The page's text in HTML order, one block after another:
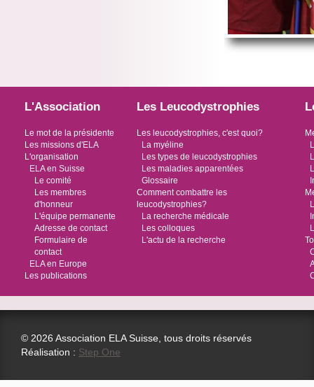
L'Association
Le mot de la présidente
Les missions d'ELA
L'organisation
ELA en Suisse
Le comité
Les membres
d'honneur
L'équipe permanente
Adresse de contact
Formulaire de
contact
ELA en Europe
Les publications
Les Leucodystrophies
Les leucodystrophies, c'est quoi?
La myéline
Les types de leucodystrophies
Les maladies apparentées
Glossaire
Comment combattre les
leucodystrophies?
La recherche médicale
Les colloques
L'actu de la recherche
© 2026 Association ELA Suisse, tous droits réservés
Réalisation : Step One